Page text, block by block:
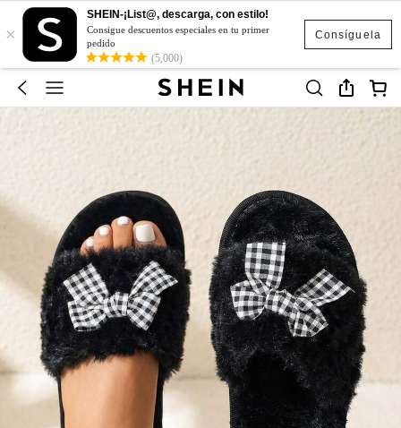
Consíguela
×
SHEIN-¡List@, descarga, con estilo!
Consigue descuentos especiales en tu primer
pedido
(5,000)